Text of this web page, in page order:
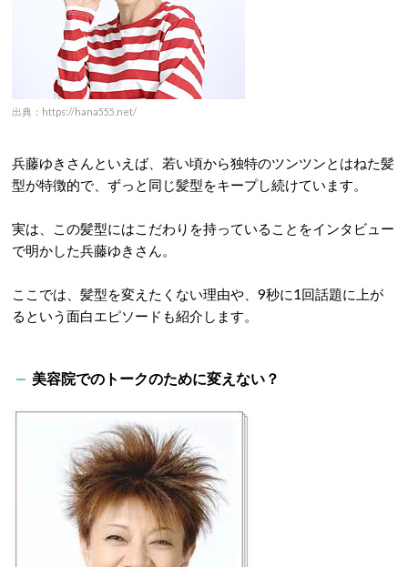
出典：https://hana555.net/
兵藤ゆきさんといえば、若い頃から独特のツンツンとはねた髪
型が特徴的で、ずっと同じ髪型をキープし続けています。
実は、この髪型にはこだわりを持っていることをインタビュー
で明かした兵藤ゆきさん。
ここでは、髪型を変えたくない理由や、9秒に1回話題に上が
るという面白エピソードも紹介します。
美容院でのトークのために変えない？